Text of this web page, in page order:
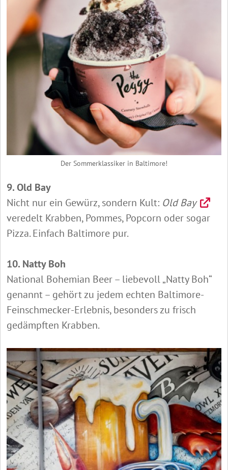
Der Sommerklassiker in Baltimore!
9. Old Bay
Nicht nur ein Gewürz, sondern Kult: Old Bay
veredelt Krabben, Pommes, Popcorn oder sogar
Pizza. Einfach Baltimore pur.
10. Natty Boh
National Bohemian Beer – liebevoll „Natty Boh“
genannt – gehört zu jedem echten Baltimore-
Feinschmecker-Erlebnis, besonders zu frisch
gedämpften Krabben.